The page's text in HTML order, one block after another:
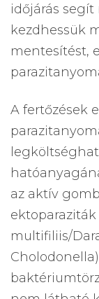
időjárás
kezdhessük
mentesítést,
A fertőzések
az aktív
multifiliis/